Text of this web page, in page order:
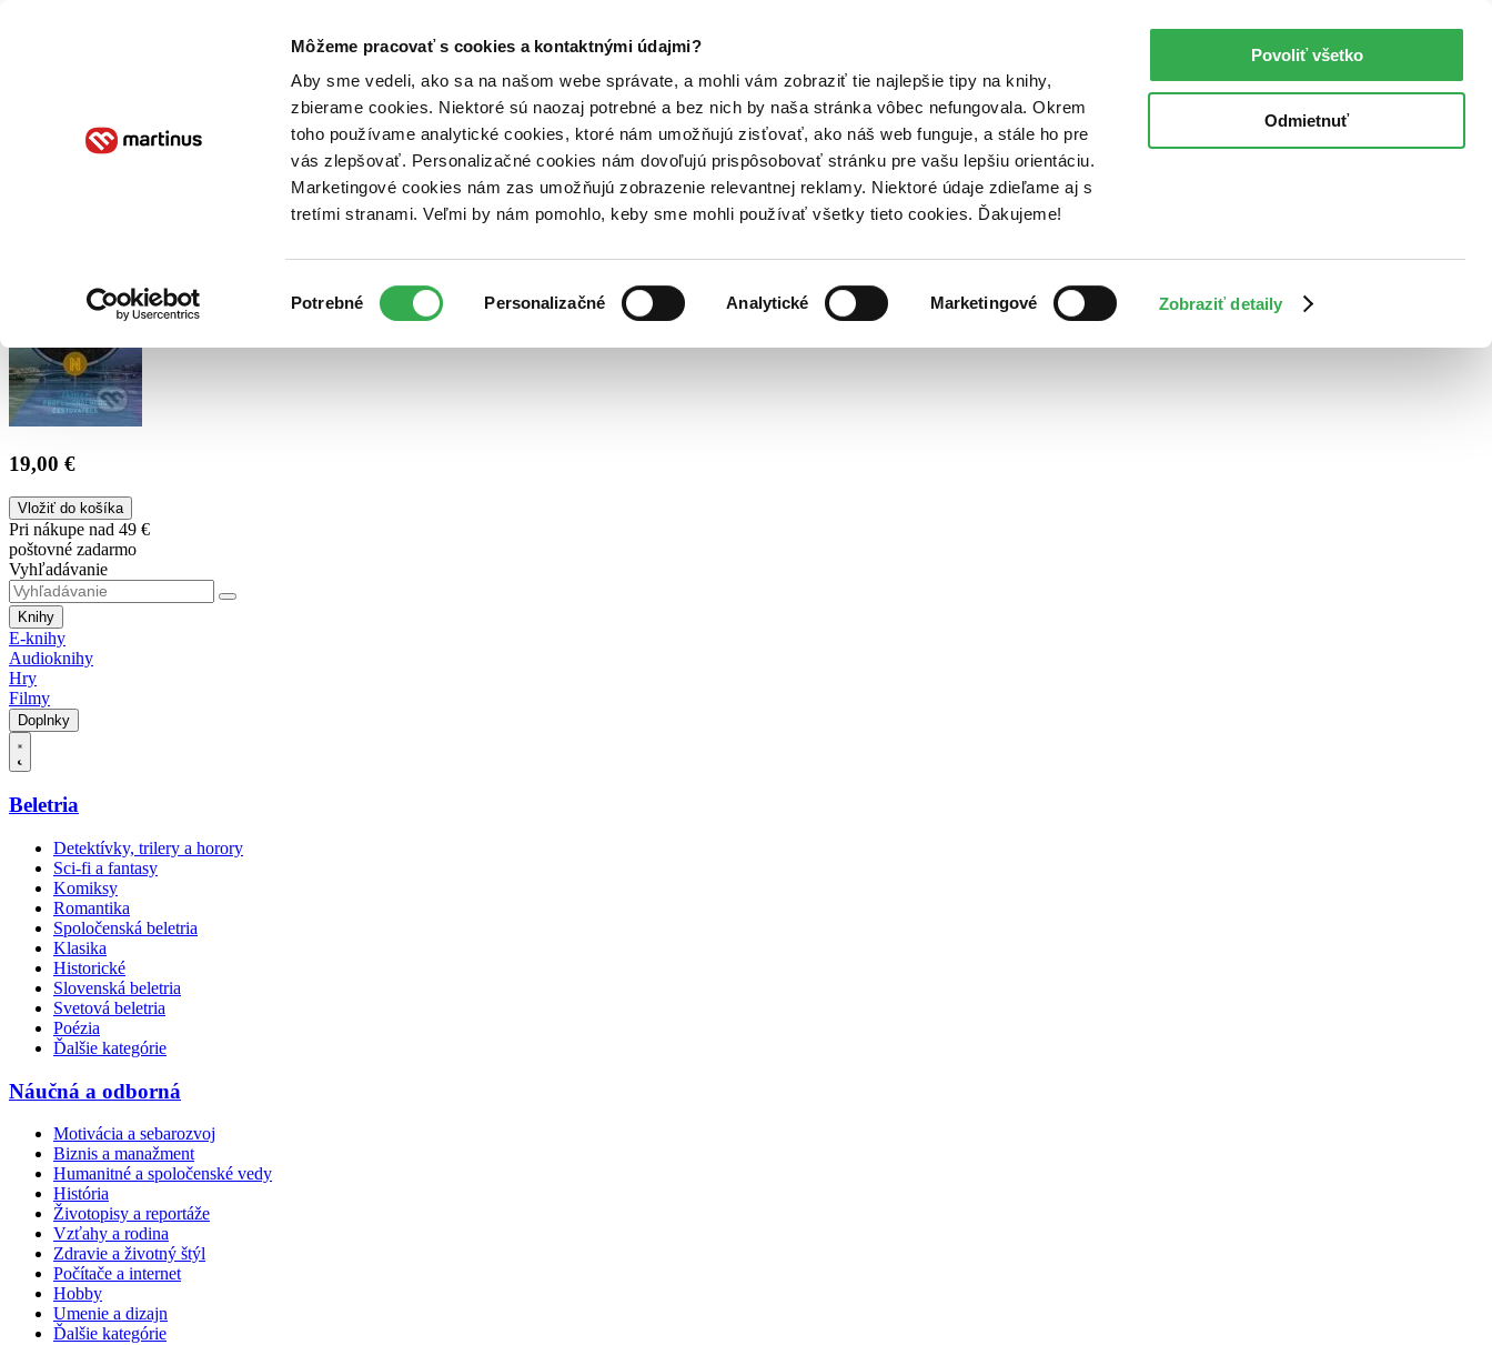
Môžeme pracovať s cookies a kontaktnými údajmi?
Aby sme vedeli, ako sa na našom webe správate, a mohli vám zobraziť tie najlepšie tipy na knihy,
zbierame cookies. Niektoré sú naozaj potrebné a bez nich by naša stránka vôbec nefungovala. Okrem
toho používame analytické cookies, ktoré nám umožňujú zisťovať, ako náš web funguje, a stále ho pre
vás zlepšovať. Personalizačné cookies nám dovoľujú prispôsobovať stránku pre vašu lepšiu orientáciu.
Marketingové cookies nám zas umožňujú zobrazenie relevantnej reklamy. Niektoré údaje zdieľame aj s
tretími stranami. Veľmi by nám pomohlo, keby sme mohli používať všetky tieto cookies. Ďakujeme!
súhlasu
Potrebné Personalizačné Analytické Marketingové Zobraziť detaily
Povoliť všetko
Odmietnuť
Poukážky Kontakt
19,00 €
Vložiť do košíka
Pri nákupe nad 49 €
poštovné zadarmo
Vyhľadávanie
Knihy
E-knihy
Audioknihy
Hry
Filmy
Doplnky
Beletria
Detektívky, trilery a horory
Sci-fi a fantasy
Komiksy
Romantika
Spoločenská beletria
Klasika
Historické
Slovenská beletria
Svetová beletria
Poézia
Ďalšie kategórie
Náučná a odborná
Motivácia a sebarozvoj
Biznis a manažment
Humanitné a spoločenské vedy
História
Životopisy a reportáže
Vzťahy a rodina
Zdravie a životný štýl
Počítače a internet
Hobby
Umenie a dizajn
Ďalšie kategórie